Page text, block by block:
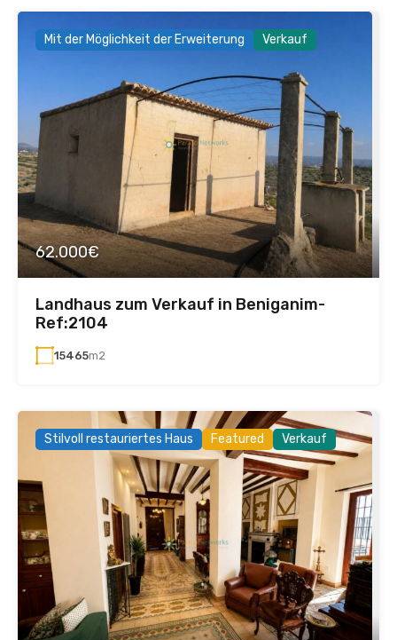
Mit der Möglichkeit der Erweiterung Verkauf
62.000€
Landhaus zum Verkauf in Beniganim-
Ref:2104
15465m2
Stilvoll restauriertes Haus Featured Verkauf